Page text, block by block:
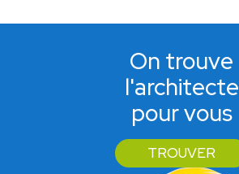
On trouve
l'architecte
pour vous
TROUVER